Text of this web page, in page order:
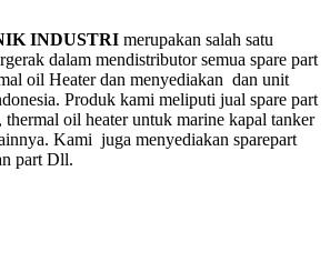
INDUSTRI merupakan salah satu
dalam mendistributor semua spare part
oil Heater dan menyediakan dan unit
Produk kami meliputi jual spare part
oil heater untuk marine kapal tanker
Kami juga menyediakan sparepart
part Dll.